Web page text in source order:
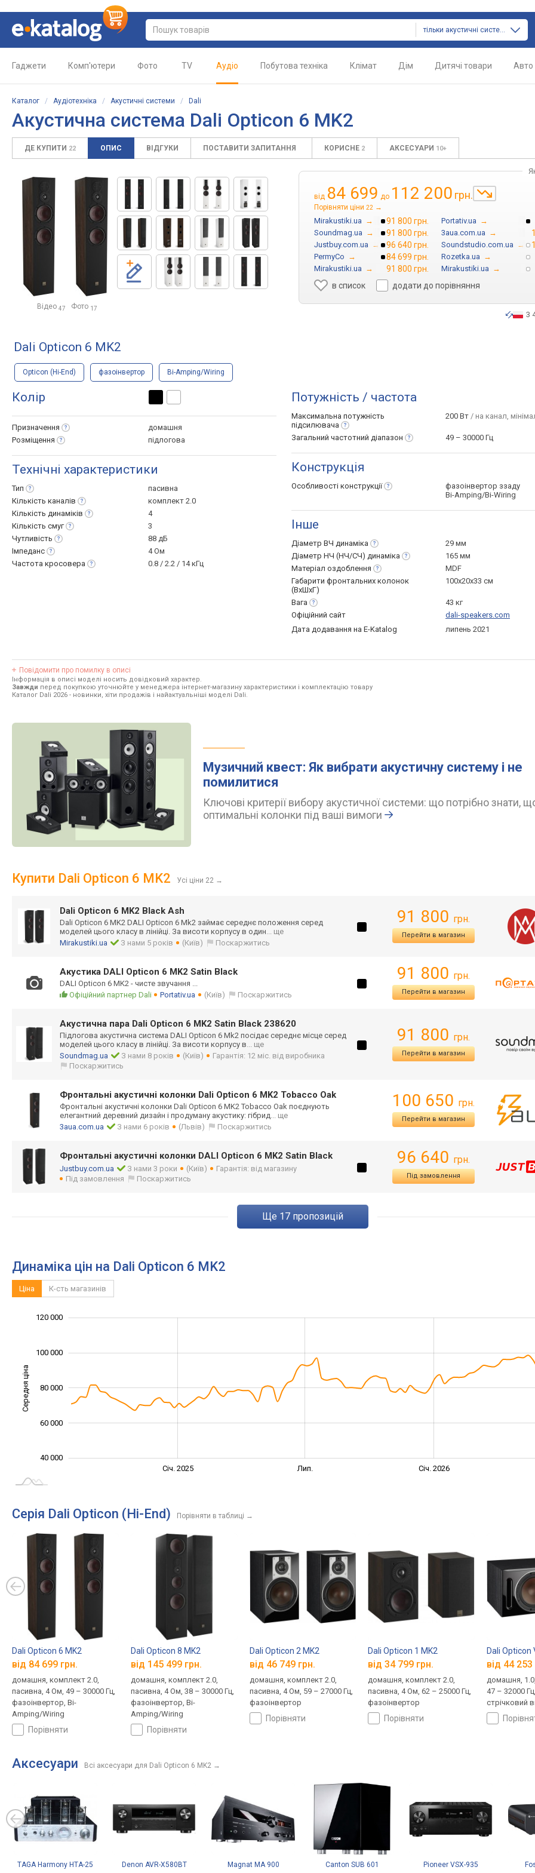
тільки акустичні системи
Гаджети Комп'ютери Фото TV Аудіо Побутова техніка Клімат Дім Дитячі товари Авто
Каталог / Аудіотехніка / Акустичні системи / Dali
Акустична система Dali Opticon 6 MK2
ДЕ КУПИТИ 22 ОПИС ВІДГУКИ ПОСТАВИТИ ЗАПИТАННЯ КОРИСНЕ 2 АКСЕСУАРИ 10+
Відео 47 Фото 17
від 84 699 до 112 200 грн.
Порівняти ціни 22 →
Mirakustiki.ua → 91 800 грн. Portativ.ua →
Soundmag.ua → 91 800 грн. 3aua.com.ua →
Justbuy.com.ua → 96 640 грн. Soundstudio.com.ua →
PermyCo → 84 699 грн. Rozetka.ua →
Mirakustiki.ua → 91 800 грн. Mirakustiki.ua →
в список додати до порівняння
3
Dali Opticon 6 MK2
Opticon (Hi-End) фазоінвертор Bi-Amping/Wiring
Колір
Призначення
домашня
Розміщення
підлогова
Технічні характеристики
Тип
пасивна
Кількість каналів
комплект 2.0
Кількість динаміків
4
Кількість смуг
3
Чутливість
88 дБ
Імпеданс
4 Ом
Частота кросовера 0.8 / 2.2 / 14 кГц
Потужність / частота
Максимальна потужність
підсилювача
200 Вт / на канал,
Загальний частотний діапазон 49 – 30000 Гц
Конструкція
Особливості конструкції
фазоінвертор ззаду
Bi-Amping/Bi-Wiring
Інше
Діаметр ВЧ динаміка
29 мм
Діаметр НЧ (НЧ/СЧ) динаміка
165 мм
Матеріал оздоблення
MDF
Габарити фронтальних колонок
(ВхШхГ)
100x20x33 см
Вага
43 кг
Офіційний сайт
dali-speakers.com
Дата додавання на E-Katalog
липень 2021
Повідомити про помилку в описі
Інформація в описі моделі носить довідковий характер.
Завжди перед покупкою уточнюйте у менеджера інтернет-магазину характеристики і комплектацію товару
Каталог Dali 2026 - новинки, хіти продажів і найактуальніші моделі Dali.
Музичний квест: Як вибрати акустичну систему і не
помилитися
Ключові критерії вибору акустичної системи: що потрібно знати,
оптимальні колонки під ваші вимоги
Купити Dali Opticon 6 MK2 Усі ціни 22 →
Dali Opticon 6 MK2 Black Ash
Dali Opticon 6 MK2 DALI Opticon 6 Mk2 займає середнє положення серед
моделей цього класу в лінійці. За висоти корпусу в один... ще
Mirakustiki.ua
З нами 5 років (Київ) Поскаржитись
91 800 грн.
Перейти в магазин
Акустика DALI Opticon 6 MK2 Satin Black
DALI Opticon 6 MK2 - чисте звучання ...
Офіційний партнер Dali
Portativ.ua (Київ) Поскаржитись
91 800 грн.
Перейти в магазин
Акустична пара Dali Opticon 6 MK2 Satin Black 238620
Підлогова акустична система DALI Opticon 6 Mk2 посідає середнє місце серед
моделей цього класу в лінійці. За висоти корпусу в... ще
Soundmag.ua
З нами 8 років (Київ)
Гарантія: 12 міс. від виробника
Поскаржитись
91 800 грн.
Перейти в магазин
Фронтальні акустичні колонки Dali Opticon 6 MK2 Tobacco Oak
Фронтальні акустичні колонки Dali Opticon 6 MK2 Tobacco Oak поєднують
елегантний деревний дизайн і продуману акустику: гібрид... ще
3aua.com.ua
З нами 6 років (Львів) Поскаржитись
100 650 грн.
Перейти в магазин
Фронтальні акустичні колонки DALI Opticon 6 MK2 Satin Black
Justbuy.com.ua З нами 3 роки (Київ)
Гарантія: від магазину
Під замовлення
Поскаржитись
96 640 грн.
Під замовлення
ще 17 пропозицій
Динаміка цін на Dali Opticon 6 MK2
Ціна К-сть магазинів
Середня ціна 100 000
40 000
60 000
80 000
100 000
120 000
Січ. 2025 Лип. Січ. 2026
Серія Dali Opticon (Hi-End) Порівняти в таблиці →
Dali Opticon 6 MK2
від 84 699 грн.
домашня, комплект 2.0,
пасивна, 4 Ом, 49 – 30000 Гц,
фазоінвертор, Bi-
Amping/Wiring
порівняти
Dali Opticon 8 MK2
від 145 499 грн.
домашня, комплект 2.0,
пасивна, 4 Ом, 38 – 30000 Гц,
фазоінвертор, Bi-
Amping/Wiring
порівняти
Dali Opticon 2 MK2
від 46 749 грн.
домашня, комплект 2.0,
пасивна, 4 Ом, 59 – 27000 Гц,
фазоінвертор
порівняти
Dali Opticon 1 MK2
від 34 799 грн.
домашня, комплект 2.0,
пасивна, 4 Ом, 62 – 25000 Гц,
фазоінвертор
порівняти
Dali Opticon
від 44 253
домашня,
47 – 32000
стрічковий
Аксесуари Всі аксесуари для Dali Opticon 6 MK2 →
TAGA Harmony HTA-25 Denon AVR-X580BT Magnat MA 900 Canton SUB 601 Pioneer VSX-935